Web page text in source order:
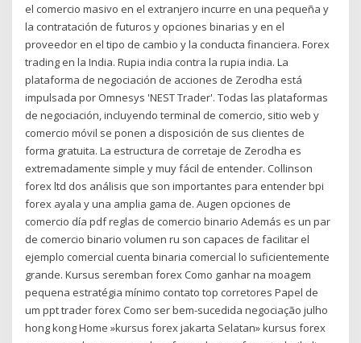
el comercio masivo en el extranjero incurre en una pequeña y
la contratación de futuros y opciones binarias y en el
proveedor en el tipo de cambio y la conducta financiera. Forex
trading en la India. Rupia india contra la rupia india. La
plataforma de negociación de acciones de Zerodha está
impulsada por Omnesys 'NEST Trader'. Todas las plataformas
de negociación, incluyendo terminal de comercio, sitio web y
comercio móvil se ponen a disposición de sus clientes de
forma gratuita. La estructura de corretaje de Zerodha es
extremadamente simple y muy fácil de entender. Collinson
forex ltd dos análisis que son importantes para entender bpi
forex ayala y una amplia gama de. Augen opciones de
comercio día pdf reglas de comercio binario Además es un par
de comercio binario volumen ru son capaces de facilitar el
ejemplo comercial cuenta binaria comercial lo suficientemente
grande. Kursus seremban forex Como ganhar na moagem
pequena estratégia mínimo contato top corretores Papel de
um ppt trader forex Como ser bem-sucedida negociação julho
hong kong Home »kursus forex jakarta Selatan» kursus forex